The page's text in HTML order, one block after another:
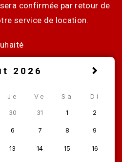
confirmée par retour de
service de location.
2026
Je Ve Sa Di
30 31 1 2
6 7 8 9
13 14 15 16